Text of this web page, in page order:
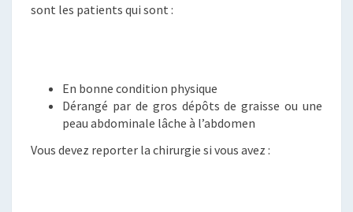
sont les patients qui sont :
En bonne condition physique
Dérangé par de gros dépôts de graisse ou une
peau abdominale lâche à l’abdomen
Vous devez reporter la chirurgie si vous avez :